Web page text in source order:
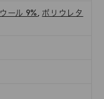
ウール 9%, ポリウレタ